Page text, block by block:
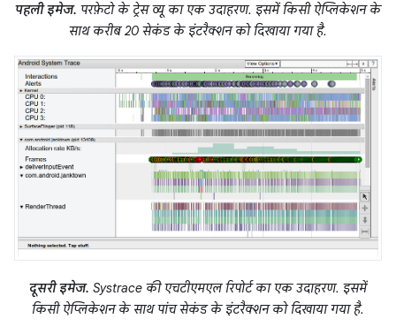
पहली इमेज. परफ़ेटो के ट्रेस व्यू का एक उदाहरण. इसमें किसी ऐप्लिकेशन के
साथ करीब 20 सेकंड के इंटरैक्शन को दिखाया गया है.
दूसरी इमेज. Systrace की एचटीएमएल रिपोर्ट का एक उदाहरण. इसमें
किसी ऐप्लिकेशन के साथ पांच सेकंड के इंटरैक्शन को दिखाया गया है.